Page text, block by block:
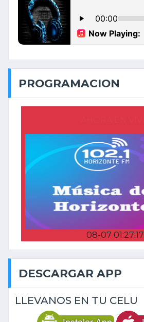
PROGRAMACION
08-07 01:27:17
DESCARGAR APP
LLEVANOS EN TU CELU